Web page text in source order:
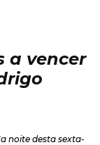
a vencer
noite desta sexta-